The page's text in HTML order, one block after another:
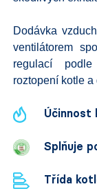
Dodávka
ventilátorem
regulací
roztopení kotle
Účinnost
Splňuje
Třída